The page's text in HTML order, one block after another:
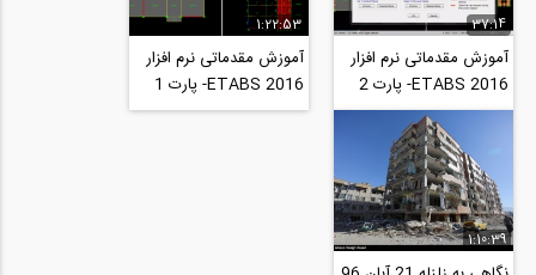
37:14
آموزش مقدماتی نرم افزار
ETABS 2016- پارت 2
1:22:53
آموزش مقدماتی نرم افزار
ETABS 2016- پارت 1
1:10:39